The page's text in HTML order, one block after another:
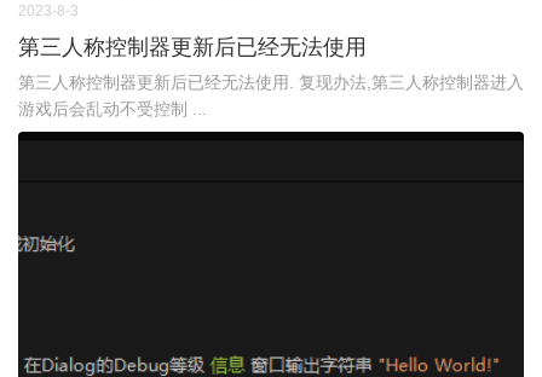
2023-8-3
第三人称控制器更新后已经无法使用
第三人称控制器更新后已经无法使用. 复现办法,第三人称控制器进入
游戏后会乱动不受控制 ...